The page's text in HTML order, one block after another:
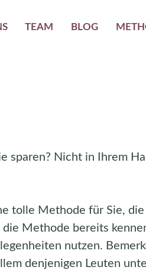
TEAM BLOG
sparen? Nicht in Ihrem
tolle Methode für Sie,
die Methode bereits
nutzen.
denjenigen Leuten